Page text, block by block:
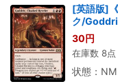
[英語版]
ク/
30円
在庫数 8点
状態：NM